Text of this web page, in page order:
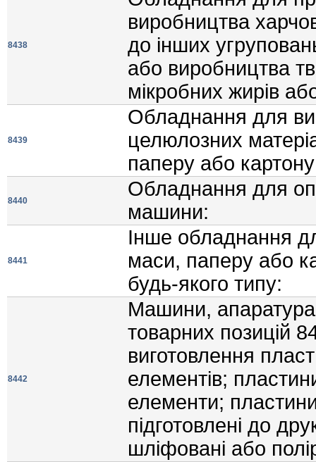
8438
виробництва
до iнших
або виробництва
мiкробних жирiв
8439
Обладнання для
целюлозних
паперу або
8440
Обладнання для
машини:
8441
Iнше обладнання
маси, паперу або
будь-якого типу:
8442
Машини,
товарних позицiй
виготовлення
елементiв;
елементи;
пiдготовленi до
шлiфованi або